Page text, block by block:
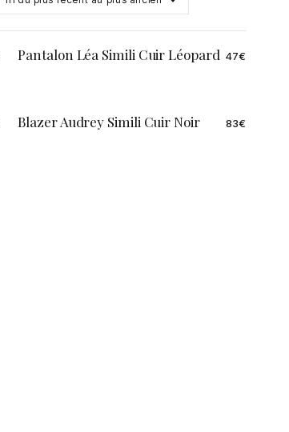
Pantalon Léa Simili Cuir Léopard 47€
Blazer Audrey Simili Cuir Noir 83€